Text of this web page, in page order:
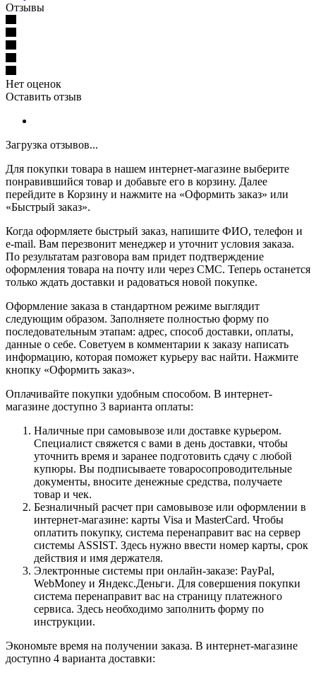
Отзывы
Нет оценок
Оставить отзыв
Загрузка отзывов...
Для покупки товара в нашем интернет-магазине выберите
понравившийся товар и добавьте его в корзину. Далее
перейдите в Корзину и нажмите на «Оформить заказ» или
«Быстрый заказ».
Когда оформляете быстрый заказ, напишите ФИО, телефон и
e-mail. Вам перезвонит менеджер и уточнит условия заказа.
По результатам разговора вам придет подтверждение
оформления товара на почту или через СМС. Теперь останется
только ждать доставки и радоваться новой покупке.
Оформление заказа в стандартном режиме выглядит
следующим образом. Заполняете полностью форму по
последовательным этапам: адрес, способ доставки, оплаты,
данные о себе. Советуем в комментарии к заказу написать
информацию, которая поможет курьеру вас найти. Нажмите
кнопку «Оформить заказ».
Оплачивайте покупки удобным способом. В интернет-
магазине доступно 3 варианта оплаты:
Наличные при самовывозе или доставке курьером.
Специалист свяжется с вами в день доставки, чтобы
уточнить время и заранее подготовить сдачу с любой
купюры. Вы подписываете товаросопроводительные
документы, вносите денежные средства, получаете
товар и чек.
Безналичный расчет при самовывозе или оформлении в
интернет-магазине: карты Visa и MasterCard. Чтобы
оплатить покупку, система перенаправит вас на сервер
системы ASSIST. Здесь нужно ввести номер карты, срок
действия и имя держателя.
Электронные системы при онлайн-заказе: PayPal,
WebMoney и Яндекс.Деньги. Для совершения покупки
система перенаправит вас на страницу платежного
сервиса. Здесь необходимо заполнить форму по
инструкции.
Экономьте время на получении заказа. В интернет-магазине
доступно 4 варианта доставки: